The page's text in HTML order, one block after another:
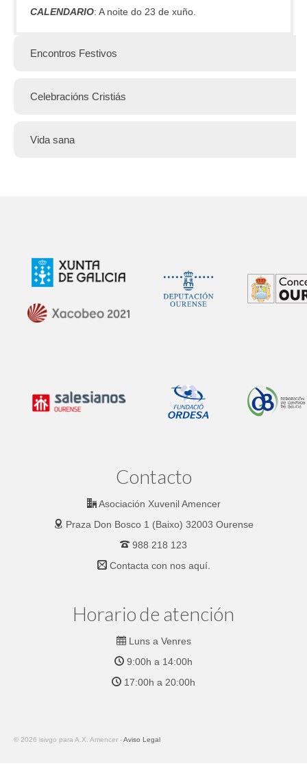
CALENDARIO: A noite do 23 de xuño.
Encontros Festivos
Celebracións Cristiás
Vida sana
Contacto
Asociación Xuvenil Amencer
Praza Don Bosco 1 (Baixo) 32003 Ourense
988 218 123
Contacta con nos aquí.
Horario de atención
Luns a Venres
9:00h a 14:00h
17:00h a 20:00h
© 2026 isivgo para A.X. Amencer -Aviso Legal